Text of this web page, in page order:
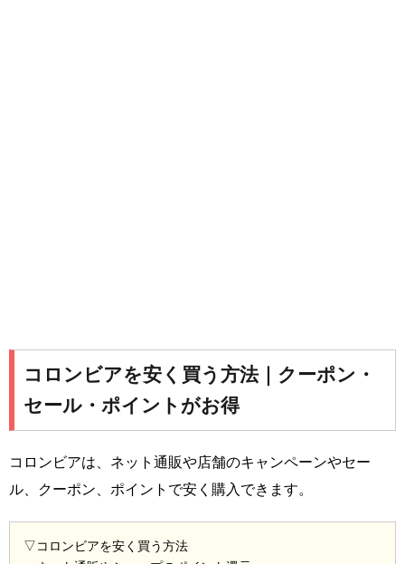
コロンビアを安く買う方法｜クーポン・
セール・ポイントがお得
コロンビアは、ネット通販や店舗のキャンペーンやセー
ル、クーポン、ポイントで安く購入できます。
▽コロンビアを安く買う方法